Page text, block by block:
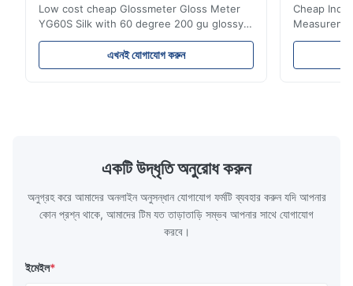
Low cost cheap Glossmeter Gloss Meter
YG60S Silk with 60 degree 200 gu glossy
measurement YG60S 60° Economic Gloss
Meter can test material with gloss (0-
200Gu), and universally apply to paint, ink,
এখনই যোগাযোগ করুন
Cheap
meter Silk
Precision
একটি উদ্ধৃতি অনুরোধ করুন
অনুগ্রহ করে আমাদের অনলাইন অনুসন্ধান যোগাযোগ ফর্মটি ব্যবহার করুন যদি আপনার
কোন প্রশ্ন থাকে, আমাদের টিম যত তাড়াতাড়ি সম্ভব আপনার সাথে যোগাযোগ
করবে।
ইমেইল*